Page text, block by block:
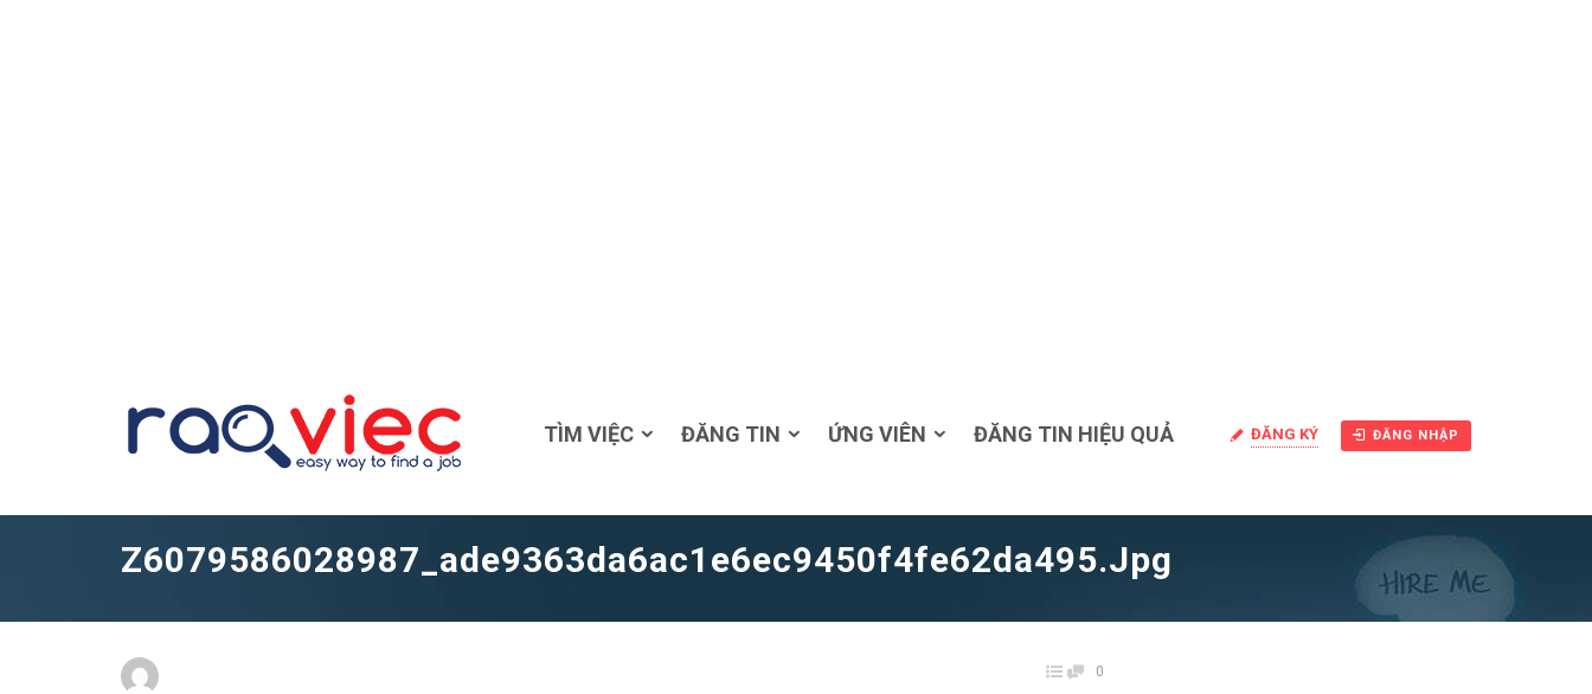
TÌM VIỆC ĐĂNG TIN ỨNG VIÊN ĐĂNG TIN HIỆU QUẢ ĐĂNG KÝ ĐĂNG NHẬP
Z6079586028987_ade9363da6ac1e6ec9450f4fe62da495.jpg
0